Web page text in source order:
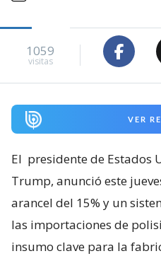
1059
visitas
VER
El presidente de Estados
Trump, anunció este
arancel del 15% y un
las importaciones de
insumo clave para la